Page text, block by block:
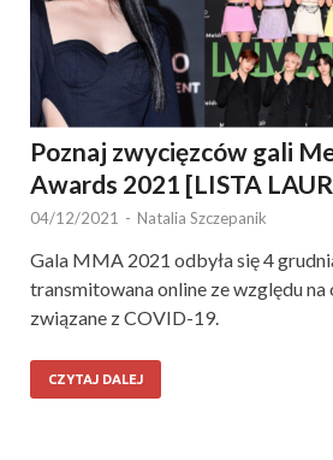
Poznaj zwycięzców gali
Awards 2021 [LISTA
04/12/2021 - Natalia Szczepanik
Gala MMA 2021 odbyła się 4
transmitowana online ze względu
związane z COVID-19.
CZYTAJ DALEJ